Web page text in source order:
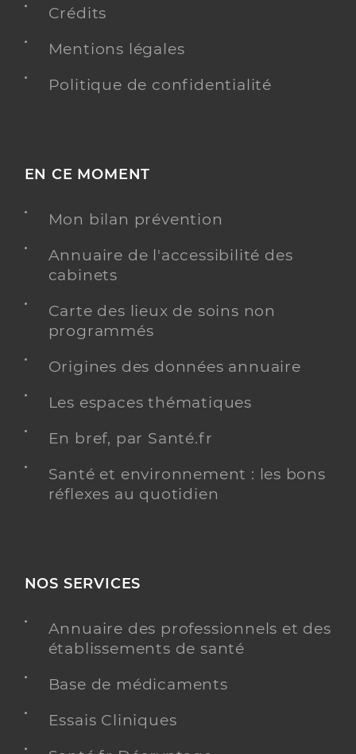
Crédits
Mentions légales
Politique de confidentialité
EN CE MOMENT
Mon bilan prévention
Annuaire de l'accessibilité des
cabinets
Carte des lieux de soins non
programmés
Origines des données annuaire
Les espaces thématiques
En bref, par Santé.fr
Santé et environnement : les bons
réflexes au quotidien
NOS SERVICES
Annuaire des professionnels et des
établissements de santé
Base de médicaments
Essais Cliniques